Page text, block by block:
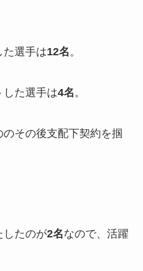
た選手は12名 。
した選手は4名 。
その後支配下契約を掴
したのが2名なので、活躍